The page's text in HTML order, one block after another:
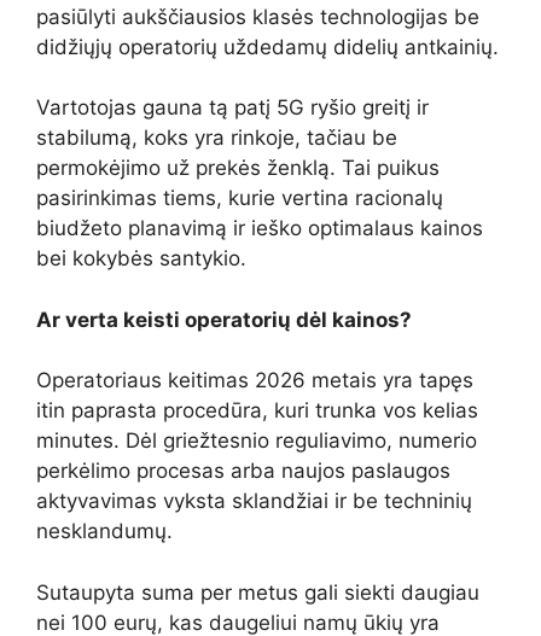
pasiūlyti aukščiausios klasės technologijas be
didžiųjų operatorių uždedamų didelių antkainių.
Vartotojas gauna tą patį 5G ryšio greitį ir
stabilumą, koks yra rinkoje, tačiau be
permokėjimo už prekės ženklą. Tai puikus
pasirinkimas tiems, kurie vertina racionalų
biudžeto planavimą ir ieško optimalaus kainos
bei kokybės santykio.
Ar verta keisti operatorių dėl kainos?
Operatoriaus keitimas 2026 metais yra tapęs
itin paprasta procedūra, kuri trunka vos kelias
minutes. Dėl griežtesnio reguliavimo, numerio
perkėlimo procesas arba naujos paslaugos
aktyvavimas vyksta sklandžiai ir be techninių
nesklandumų.
Sutaupyta suma per metus gali siekti daugiau
nei 100 eurų, kas daugeliui namų ūkių yra